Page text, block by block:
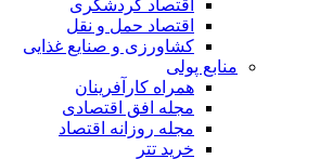
اقتصاد گردشگری
اقتصاد حمل و نقل
کشاورزی و صنایع غذایی
منابع پولی
همراه کارآفرینان
مجله افق اقتصادی
مجله روزانه اقتصاد
خرید تتر